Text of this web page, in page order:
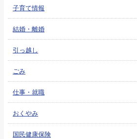
子育て情報
結婚・離婚
引っ越し
ごみ
仕事・就職
おくやみ
国民健康保険